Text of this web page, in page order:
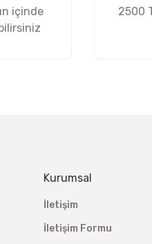
içinde
2500
Kurumsal
İletişim
İletişim Formu